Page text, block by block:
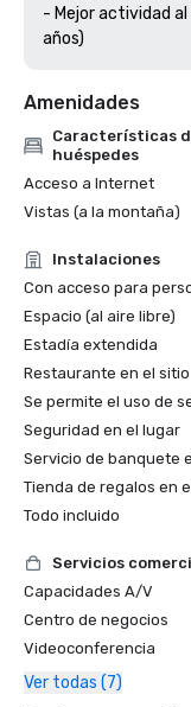
- Mejor actividad
Amenidades
Características
huéspedes
Acceso a Internet
Vistas (a la montaña)
Instalaciones
Con acceso para
Espacio (al aire libre)
Estadía extendida
Restaurante en el sitio
Se permite el uso de
Seguridad en el lugar
Servicio de banquete
Tienda de regalos en
Todo incluido
Servicios
Capacidades A/V
Centro de negocios
Videoconferencia
Ver todas (7)